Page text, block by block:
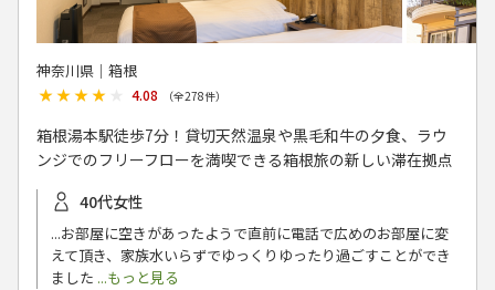
神奈川県│箱根
★★★★★
★★★★★ 4.08 （全278件）
箱根湯本駅徒歩7分！貸切天然温泉や黒毛和牛の夕食、ラウ
ンジでのフリーフローを満喫できる箱根旅の新しい滞在拠点
40代女性
...お部屋に空きがあったようで直前に電話で広めのお部屋に変
えて頂き、家族水いらずでゆっくりゆったり過ごすことができ
ました ...もっと見る